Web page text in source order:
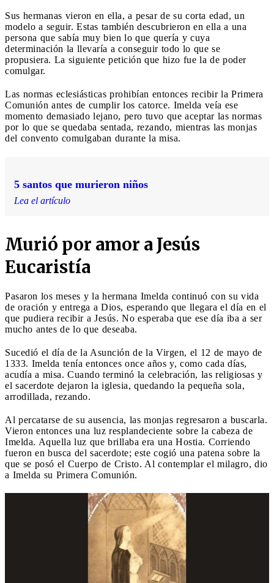
Sus hermanas vieron en ella, a pesar de su corta edad, un
modelo a seguir. Estas también descubrieron en ella a una
persona que sabía muy bien lo que quería y cuya
determinación la llevaría a conseguir todo lo que se
propusiera. La siguiente petición que hizo fue la de poder
comulgar.
Las normas eclesiásticas prohibían entonces recibir la Primera
Comunión antes de cumplir los catorce. Imelda veía ese
momento demasiado lejano, pero tuvo que aceptar las normas
por lo que se quedaba sentada, rezando, mientras las monjas
del convento comulgaban durante la misa.
5 santos que murieron niños
Lea el artículo
Murió por amor a Jesús
Eucaristía
Pasaron los meses y la hermana Imelda continuó con su vida
de oración y entrega a Dios, esperando que llegara el día en el
que pudiera recibir a Jesús. No esperaba que ese día iba a ser
mucho antes de lo que deseaba.
Sucedió el día de la Asunción de la Virgen, el 12 de mayo de
1333. Imelda tenía entonces once años y, como cada días,
acudía a misa. Cuando terminó la celebración, las religiosas y
el sacerdote dejaron la iglesia, quedando la pequeña sola,
arrodillada, rezando.
Al percatarse de su ausencia, las monjas regresaron a buscarla.
Vieron entonces una luz resplandeciente sobre la cabeza de
Imelda. Aquella luz que brillaba era una Hostia. Corriendo
fueron en busca del sacerdote; este cogió una patena sobre la
que se posó el Cuerpo de Cristo. Al contemplar el milagro, dio
a Imelda su Primera Comunión.